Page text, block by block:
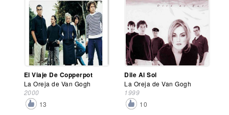
El Viaje De Copperpot
La Oreja de Van Gogh
2000
13
Dile Al Sol
La Oreja de Van Gogh
1999
10